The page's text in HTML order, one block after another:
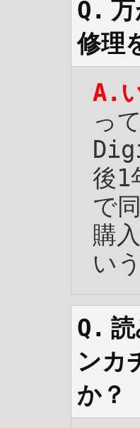
修理
っ
後1
で
購
い
ンカ
か？